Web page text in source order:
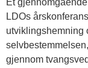
Et
LDOs
utviklingshemning
gjennom